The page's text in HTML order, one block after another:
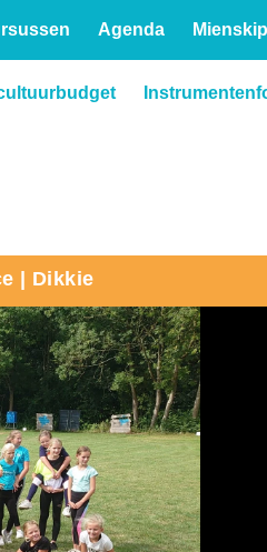
Agenda Mienskip
| Dikkie